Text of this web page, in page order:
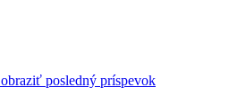
posledný príspevok